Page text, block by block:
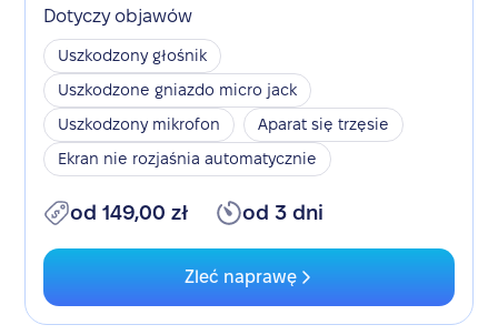
Dotyczy objawów
Uszkodzony głośnik
Uszkodzone gniazdo micro jack
Uszkodzony mikrofon
Aparat się trzęsie
Ekran nie rozjaśnia automatycznie
od 149,00 zł od 3 dni
Zleć naprawę